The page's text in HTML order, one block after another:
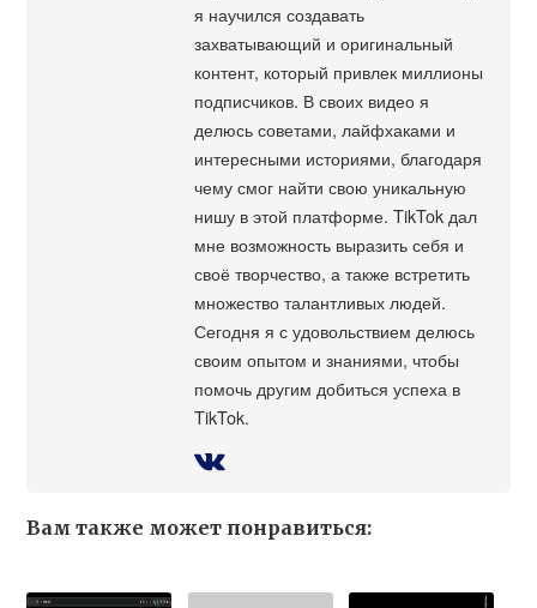
я научился создавать
захватывающий и оригинальный
контент, который привлек миллионы
подписчиков. В своих видео я
делюсь советами, лайфхаками и
интересными историями, благодаря
чему смог найти свою уникальную
нишу в этой платформе. TikTok дал
мне возможность выразить себя и
своё творчество, а также встретить
множество талантливых людей.
Сегодня я с удовольствием делюсь
своим опытом и знаниями, чтобы
помочь другим добиться успеха в
TikTok.
Вам также может понравиться: